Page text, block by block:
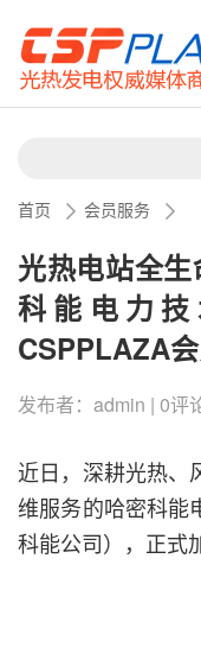
首页 会员服务
光热电站全
科能电力
CSPPLAZA
发布者：admin | 0评
近日，深耕光热、
维服务的哈密科能
科能公司），正式